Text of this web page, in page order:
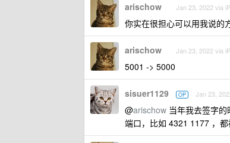
arischow Jan 23, 2022 via
你实在很担心可以用我说的
arischow Jan 23, 2022 via
5001 -> 5000
sisuer1129 OP Jan 23,
@arischow 当年我去签字
端口，比如 4321 1177 ，